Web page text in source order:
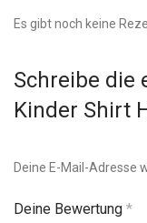
Es gibt noch keine
Schreibe die
Kinder Shirt
Deine E-Mail-Adresse
Deine Bewertung *